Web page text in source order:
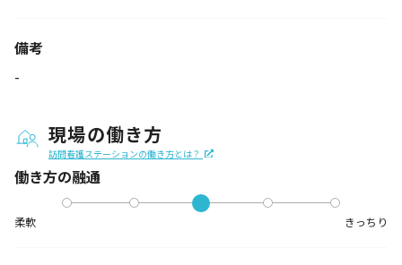
備考
-
現場の働き方
訪問看護ステーションの働き方とは？
働き方の融通
柔軟 きっちり